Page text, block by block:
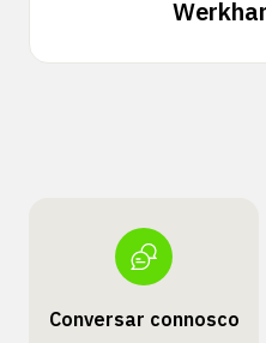
Conversar connosco